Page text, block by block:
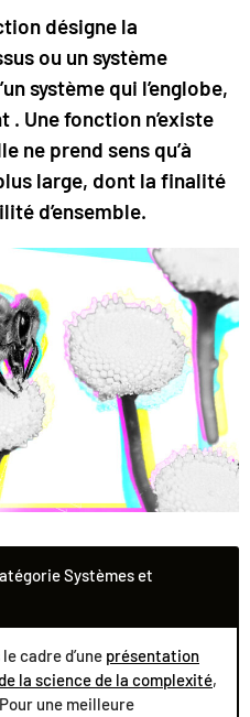
désigne la
ou un système
système qui l’englobe,
. Une fonction n’existe
ne prend sens qu’à
large, dont la finalité
d’ensemble.
Systèmes et
cadre d’une présentation
la science de la complexité,
une meilleure